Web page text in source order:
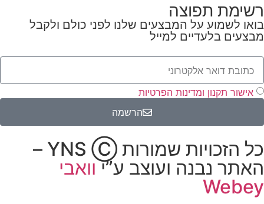
רשימת תפוצה
בואו לשמוע על המבצעים שלנו לפני כולם ולקבל
מבצעים בלעדיים למייל
אישור תקנון ומדינות הפרטיות
הרשמה
כל הזכויות שמורות YNS Ⓒ –
האתר נבנה ועוצב ע”יוואבי
Webey